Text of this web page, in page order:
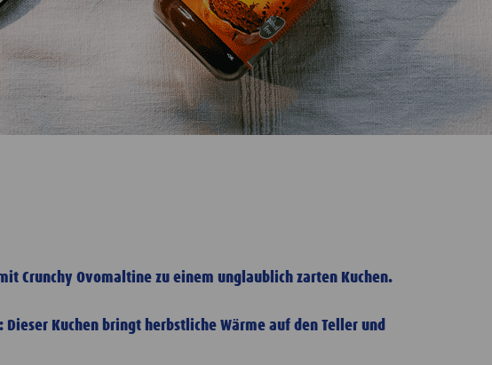
Crunchy Ovomaltine zu einem unglaublich zarten Kuchen.
Kuchen bringt herbstliche Wärme auf den Teller und